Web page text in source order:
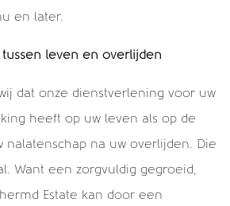
en later.
leven en overlijden
dat onze dienstverlening voor uw
heeft op uw leven als op de
nalatenschap na uw overlijden. Die
Want een zorgvuldig gegroeid,
Estate kan door een